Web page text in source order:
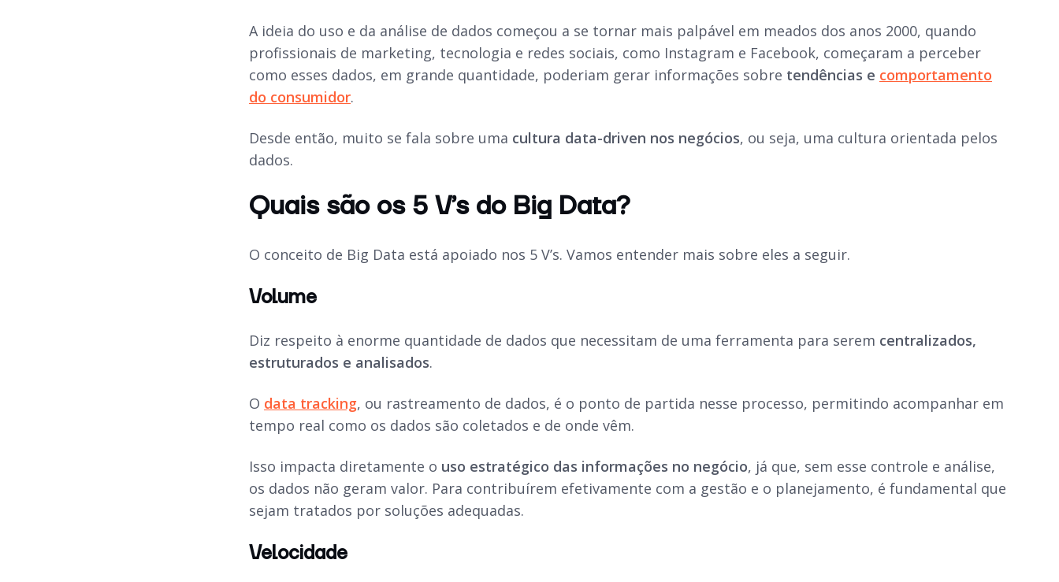
A ideia do uso e da análise de dados começou a se tornar mais palpável em meados dos anos 2000, quando
profissionais de marketing, tecnologia e redes sociais, como Instagram e Facebook, começaram a perceber
como esses dados, em grande quantidade, poderiam gerar informações sobre tendências e comportamento
do consumidor.
Desde então, muito se fala sobre uma cultura data-driven nos negócios, ou seja, uma cultura orientada pelos
dados.
Quais são os 5 V’s do Big Data?
O conceito de Big Data está apoiado nos 5 V’s. Vamos entender mais sobre eles a seguir.
Volume
Diz respeito à enorme quantidade de dados que necessitam de uma ferramenta para serem centralizados,
estruturados e analisados.
O data tracking, ou rastreamento de dados, é o ponto de partida nesse processo, permitindo acompanhar em
tempo real como os dados são coletados e de onde vêm.
Isso impacta diretamente o uso estratégico das informações no negócio, já que, sem esse controle e análise,
os dados não geram valor. Para contribuírem efetivamente com a gestão e o planejamento, é fundamental que
sejam tratados por soluções adequadas.
Velocidade